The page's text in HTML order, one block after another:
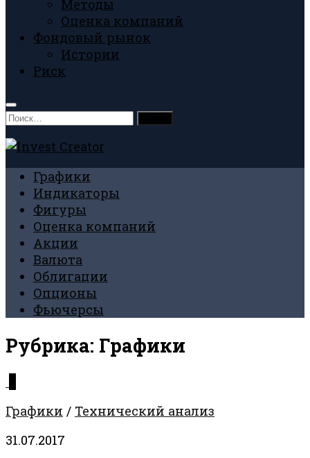
Методы
Оценка компаний
Фондовый рынок
Истории
Риск
Найти:
Графики
Индикаторы
Фигуры
Оценка компаний
Акции
Валюта
Облигации
Опционы
Фьючерсы
Рубрика: Графики
Графики / Технический анализ
31.07.2017